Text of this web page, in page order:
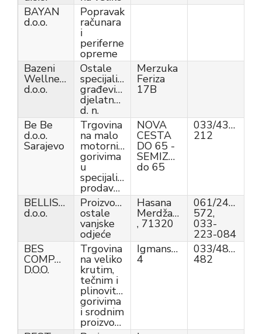
BAYAN
d.o.o.
Popravak
računara
i
periferne
opreme
Bazeni
Wellness&Spa
d.o.o.
Ostale
specijalizirane
građevinske
djelatnosti,
d. n.
Merzuka
Feriza
17B
Be Be
d.o.o.
Sarajevo
Trgovina
na malo
motornim
gorivima
u
specijaliziranim
prodavnicama
NOVA
CESTA
DO 65 -
SEMIZOVAC
do 65
033/430-
212
BELLISSIMA
d.o.o.
Proizvodnja
ostale
vanjske
odjeće
Hasana
Merdžanovića
, 71320
061/245-
572,
033-
223-084
BES
COMPANY
D.O.O.
Trgovina
na veliko
krutim,
tečnim i
plinovitim
gorivima
i srodnim
proizvodima
Igmanska
4
033/481-
482